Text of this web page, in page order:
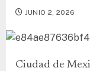
JUNIO 2, 2026
Ciudad de